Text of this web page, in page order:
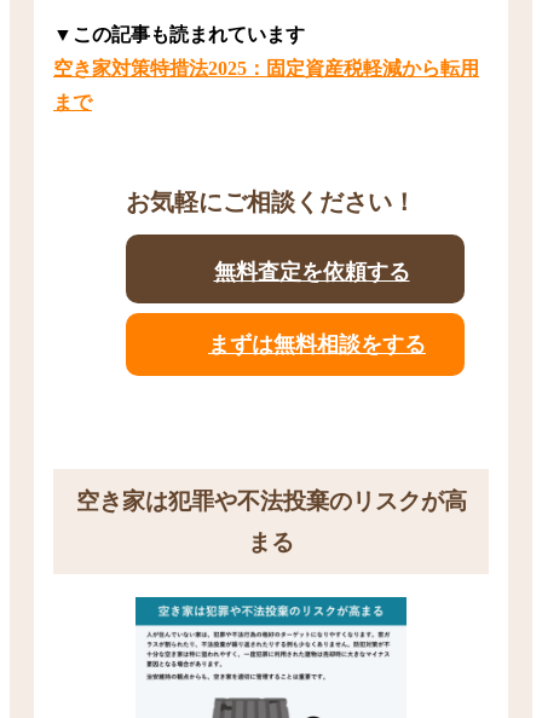
▼この記事も読まれています
空き家対策特措法2025：固定資産税軽減から転用
まで
お気軽にご相談ください！
無料査定を依頼する
まずは無料相談をする
空き家は犯罪や不法投棄のリスクが高
まる